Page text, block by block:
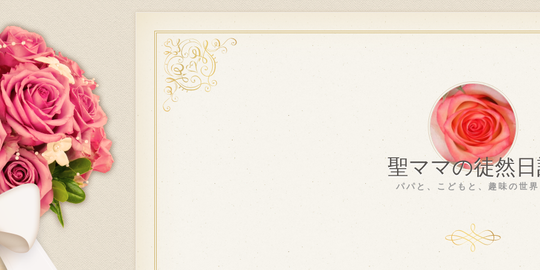
聖ママの徒然
パパと、こどもと、趣味の世